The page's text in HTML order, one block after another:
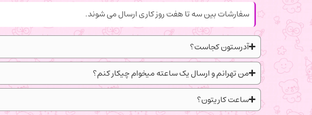
سفارشات بین سه تا هفت روز کاری ارسال می شوند.
آدرستون کجاست؟
من تهرانم و ارسال یک ساعته میخوام چیکار کنم؟
ساعت کاریتون؟